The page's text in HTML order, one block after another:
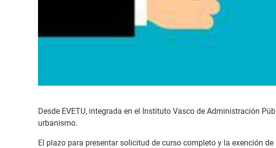
Desde EVETU, integrada en el Instituto Vasco de Administración
urbanismo.
El plazo para presentar solicitud de curso completo y la exención